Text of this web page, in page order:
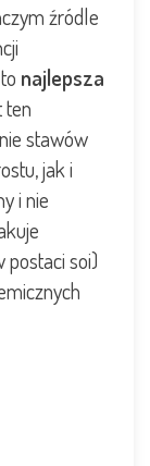
źródle
najlepsza
ten
stawów
jak i
i nie
postaci soi)